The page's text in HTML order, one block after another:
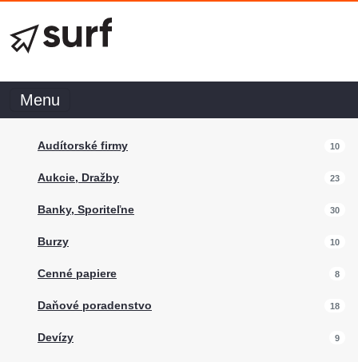
Menu
Audítorské firmy 10
Aukcie, Dražby 23
Banky, Sporiteľne 30
Burzy 10
Cenné papiere 8
Daňové poradenstvo 18
Devízy 9